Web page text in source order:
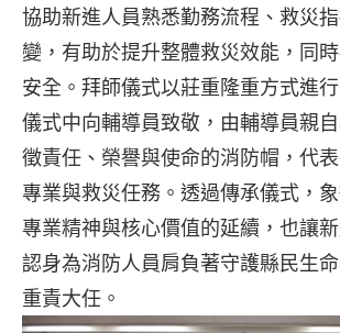
協助新進人員熟悉勤務流程、救災
變，有助於提升整體救災效能，同
安全。拜師儀式以莊重隆重方式進
儀式中向輔導員致敬，由輔導員親
徵責任、榮譽與使命的消防帽，代
專業與救災任務。透過傳承儀式，
專業精神與核心價值的延續，也讓
認身為消防人員肩負著守護縣民生
重責大任。